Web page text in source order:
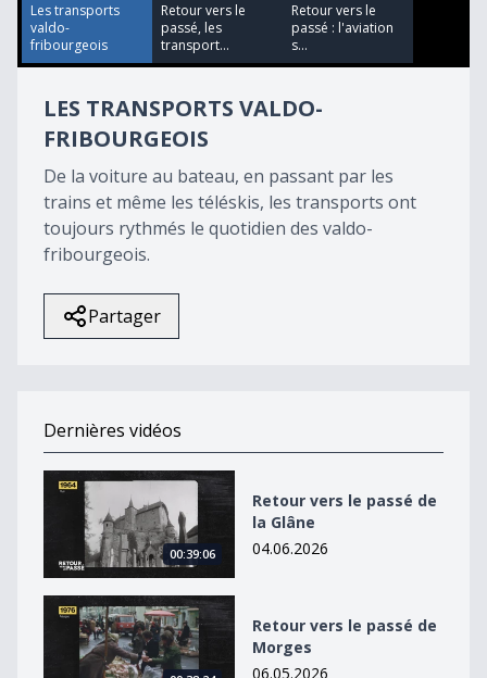
55
seconds
Les transports
valdo-
fribourgeois
Retour vers le
passé, les
transport...
Retour vers le
passé : l'aviation
s...
LES TRANSPORTS VALDO-
FRIBOURGEOIS
De la voiture au bateau, en passant par les
trains et même les téléskis, les transports ont
toujours rythmés le quotidien des valdo-
fribourgeois.
Partager
Dernières vidéos
Retour vers le passé de la Glâne
00:39:06
Retour vers le passé de
la Glâne
04.06.2026
Retour vers le passé de Morges
Retour vers le passé de
Morges
06.05.2026